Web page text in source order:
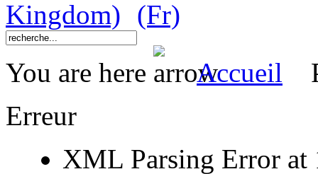
You are here Accueil
Erreur
XML Parsing Error at